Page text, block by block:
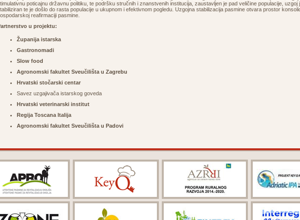
poticajnu državnu politiku, te podršku stručnih i znanstvenih institucija, zaustavljen je pad veličine populacije, uzgoj
te je došlo do rasta populacije u ukupnom i efektivnom pogledu. Uzgojna stabilizacija pasmine otvara prostor
reafirmaciji pasmine.
u projektu:
Županija istarska
Gastronomadi
Slow food
Agronomski fakultet Sveučilišta u Zagrebu
Hrvatski stočarski centar
Savez uzgajivača istarskog goveda
Hrvatski veterinarski institut
Regija Toscana Italija
Agronomski fakultet Sveučilišta u Padovi